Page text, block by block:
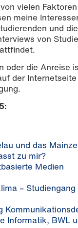
vielen
meine
und
von
oder die Anreise
der
und das
zu mir?
Medien
–
Informatik, BWL